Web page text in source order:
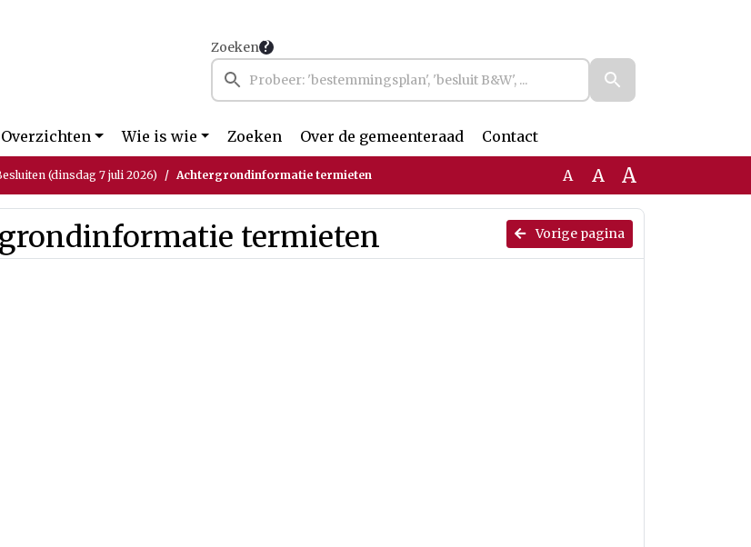
Zoeken
Overzichten Wie is wie Zoeken Over de gemeenteraad Contact
(dinsdag 7 juli 2026) Achtergrondinformatie termieten A A A
Vorige pagina
termieten